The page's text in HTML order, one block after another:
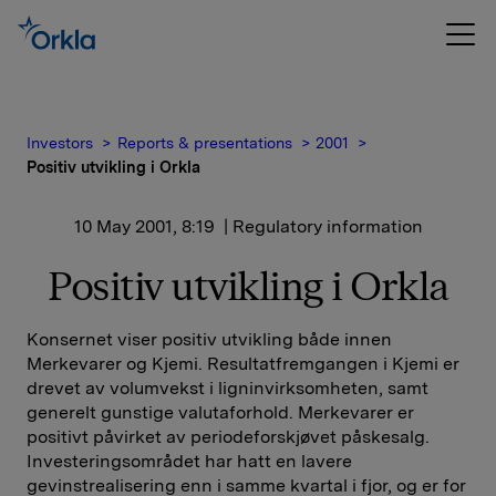
Investors Reports & presentations
2001
Positiv utvikling i Orkla
10 May 2001, 8:19 | Regulatory information
Positiv utvikling i Orkla
Konsernet viser positiv utvikling både innen
Merkevarer og Kjemi. Resultatfremgangen i Kjemi er
drevet av volumvekst i ligninvirksomheten, samt
generelt gunstige valutaforhold. Merkevarer er
positivt påvirket av periodeforskjøvet påskesalg.
Investeringsområdet har hatt en lavere
gevinstrealisering enn i samme kvartal i fjor, og er for